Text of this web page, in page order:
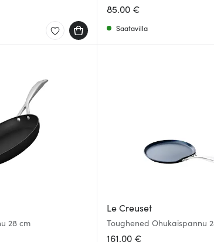
85.00 €
Saatavilla
28 cm
Le Creuset
Toughened Ohukaispannu
161.00 €